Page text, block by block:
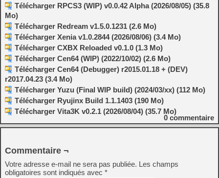
Télécharger RPCS3 (WIP) v0.0.42 Alpha (2026/08/05) (35.8
Mo)
Télécharger Redream v1.5.0.1231 (2.6 Mo)
Télécharger Xenia v1.0.2844 (2026/08/06) (3.4 Mo)
Télécharger CXBX Reloaded v0.1.0 (1.3 Mo)
Télécharger Cen64 (WIP) (2022/10/02) (2.6 Mo)
Télécharger Cen64 (Debugger) r2015.01.18 + (DEV)
r2017.04.23 (3.4 Mo)
Télécharger Yuzu (Final WIP build) (2024/03/xx) (112 Mo)
Télécharger Ryujinx Build 1.1.1403 (190 Mo)
Télécharger Vita3K v0.2.1 (2026/08/04) (35.7 Mo)
0 commentaire
Commentaire ¬
Votre adresse e-mail ne sera pas publiée. Les champs
obligatoires sont indiqués avec *